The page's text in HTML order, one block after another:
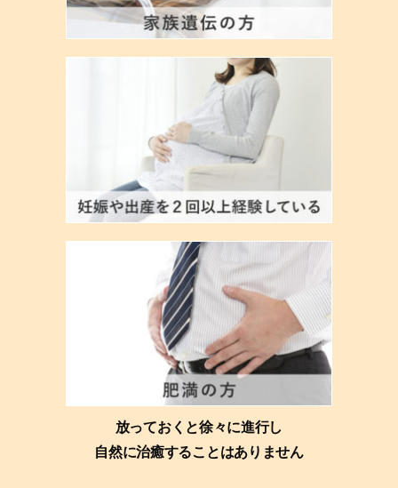
放っておくと徐々に進行し
自然に治癒することはありません